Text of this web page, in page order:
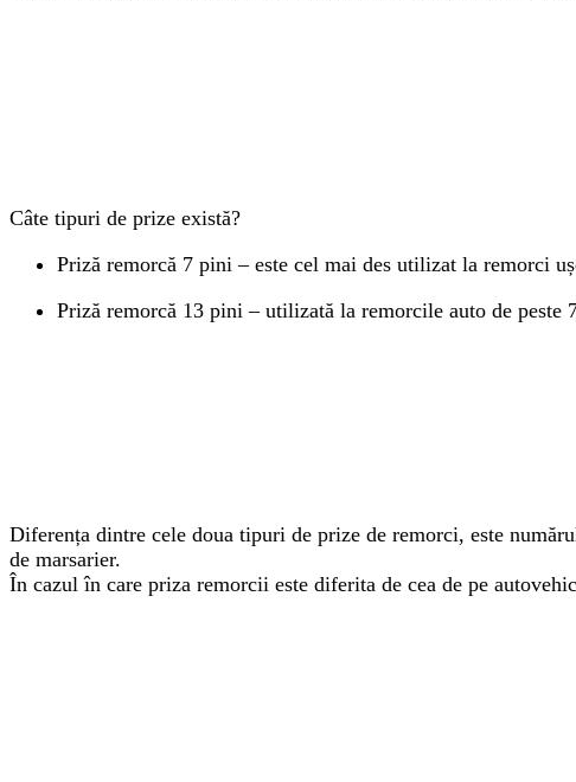
Câte tipuri de prize există?
Priză remorcă 7 pini – este cel mai des utilizat la remorci
Priză remorcă 13 pini – utilizată la remorcile auto de peste
Diferența dintre cele doua tipuri de prize de remorci, este
de marsarier.
În cazul în care priza remorcii este diferita de cea de pe